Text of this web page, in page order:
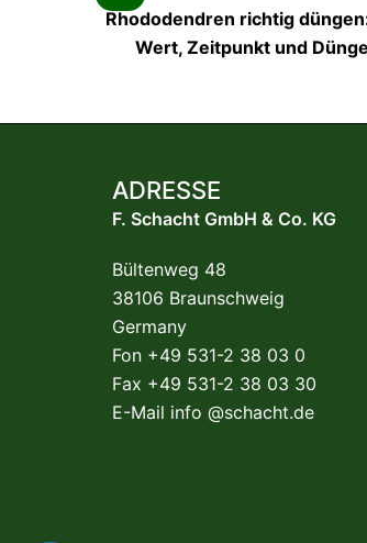
Rhododendren richtig
Wert, Zeitpunkt und
ADRESSE
F. Schacht GmbH & Co. KG
Bültenweg 48
38106 Braunschweig
Germany
Fon +49 531-2 38 03 0
Fax +49 531-2 38 03 30
E-Mail info @schacht.de